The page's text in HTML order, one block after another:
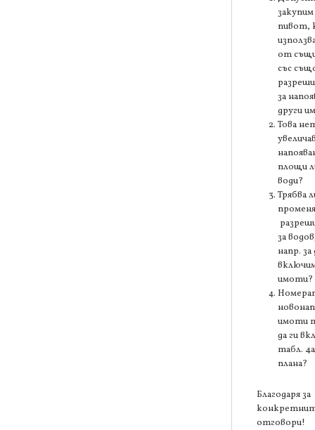
пивот,
от
със
за
други
Това
площи
води?
Трябва
за
напр. за
имоти?
имоти
да ги
табл.
плана?
Благодаря за
отговори!